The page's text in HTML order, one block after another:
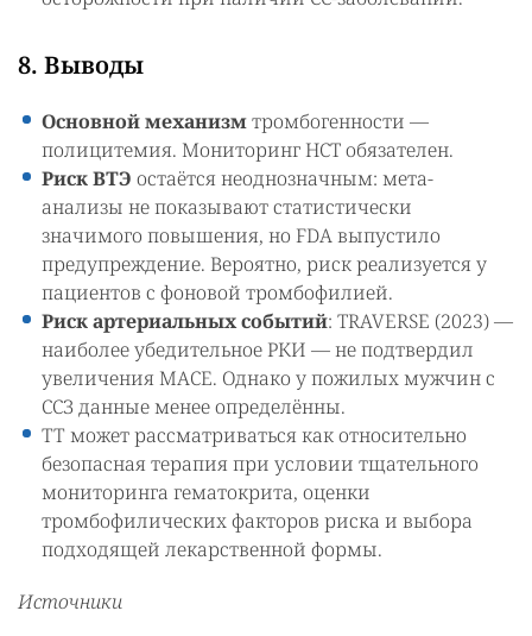
8. Выводы
Основной механизмтромбогенности —
полицитемия. Мониторинг HCT обязателен.
Риск ВТЭ остаётся неоднозначным: мета-
анализы не показывают статистически
значимого повышения, но FDA выпустило
предупреждение. Вероятно, риск реализуется у
пациентов с фоновой тромбофилией.
Риск артериальных событий: TRAVERSE (2023) —
наиболее убедительное РКИ — не подтвердил
увеличения MACE. Однако у пожилых мужчин с
ССЗ данные менее определённы.
ТТ может рассматриваться как относительно
безопасная терапия при условии тщательного
мониторинга гематокрита, оценки
тромбофилических факторов риска и выбора
подходящей лекарственной формы.
Источники